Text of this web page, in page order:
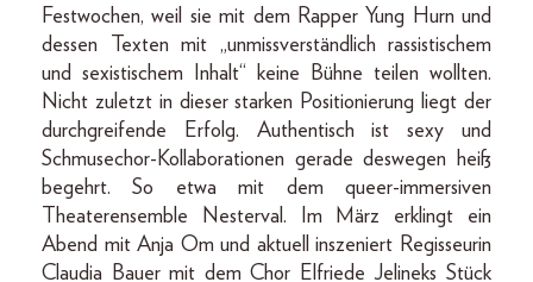
Festwochen, weil sie mit dem Rapper Yung Hurn und
dessen Texten mit „unmissverständlich rassistischem
und sexistischem Inhalt“ keine Bühne teilen wollten.
Nicht zuletzt in dieser starken Positionierung liegt der
durchgreifende Erfolg. Authentisch ist sexy und
Schmusechor-Kollaborationen gerade deswegen heiß
begehrt. So etwa mit dem queer-immersiven
Theaterensemble Nesterval. Im März erklingt ein
Abend mit Anja Om und aktuell inszeniert Regisseurin
Claudia Bauer mit dem Chor Elfriede Jelineks Stück